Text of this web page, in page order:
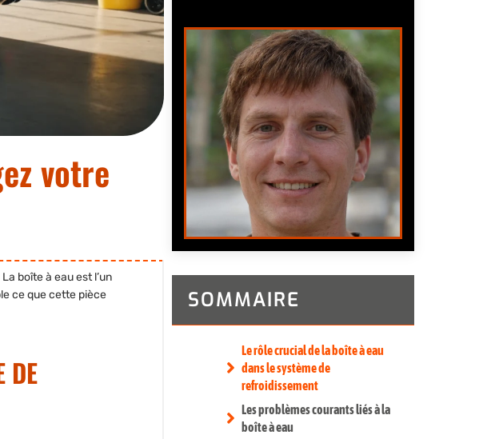
votre
boîte à eau est l’un
ce que cette pièce
DE
SOMMAIRE
Le rôle crucial de la boîte à eau
dans le système de
refroidissement
Les problèmes courants liés à la
boîte à eau